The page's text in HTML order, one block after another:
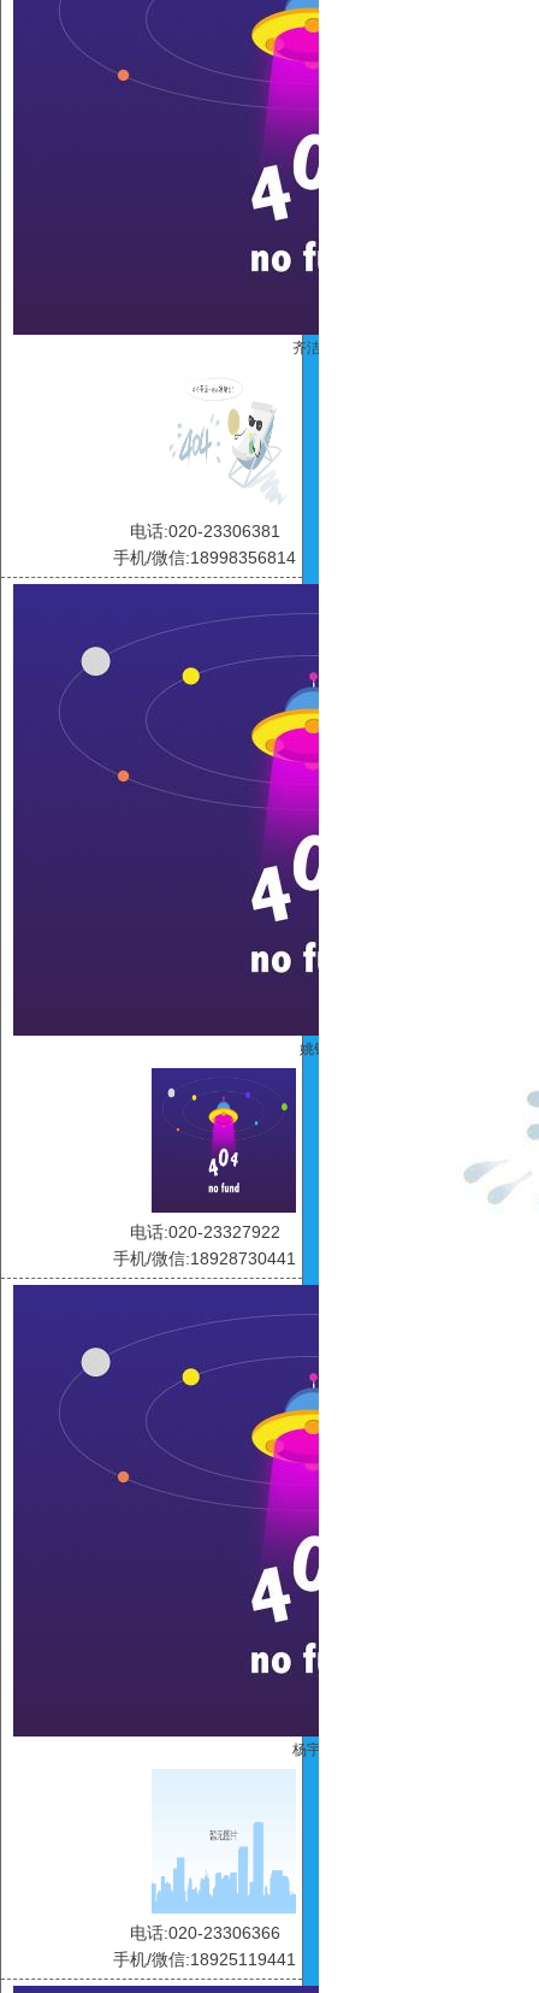
齐洁连
电话:020-23306381
手机/微信:18998356814
姚铭
电话:020-23327922
手机/微信:18928730441
杨宇青
电话:020-23306366
手机/微信:18925119441